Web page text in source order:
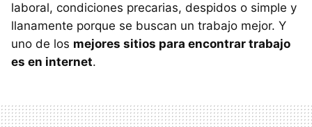
laboral, condiciones precarias, despidos o simple y
llanamente porque se buscan un trabajo mejor. Y
uno de los mejores sitios para encontrar trabajo
es en internet.